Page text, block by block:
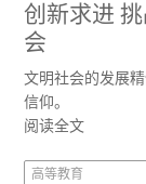
创新求进
会
文明社会的发展
信仰。
阅读全文
高等教育